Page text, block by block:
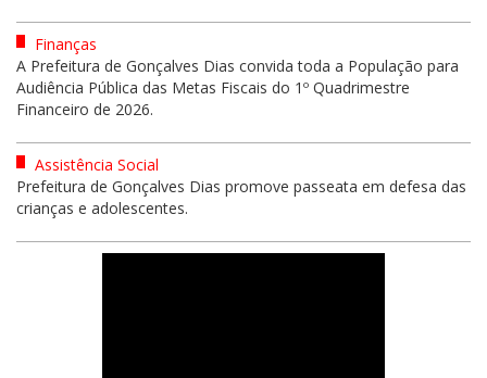
Finanças
A Prefeitura de Gonçalves Dias convida toda a População para
Audiência Pública das Metas Fiscais do 1º Quadrimestre
Financeiro de 2026.
Assistência Social
Prefeitura de Gonçalves Dias promove passeata em defesa das
crianças e adolescentes.